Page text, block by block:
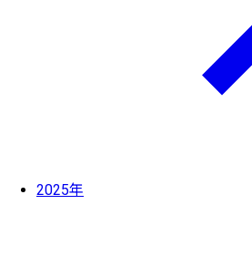
2025年